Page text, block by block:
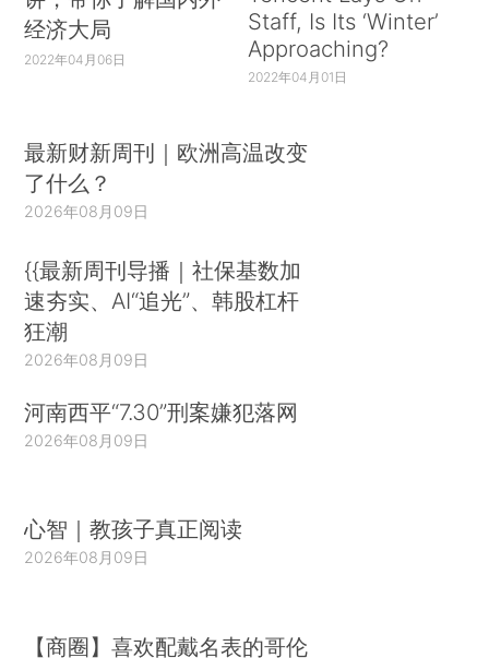
经济大局
2022年04月06日
Staff, Is Its ‘Winter’
Approaching?
2022年04月01日
最新财新周刊｜欧洲高温改变
了什么？
2026年08月09日
{{最新周刊导播｜社保基数加
速夯实、AI“追光”、韩股杠杆
狂潮
2026年08月09日
河南西平“7.30”刑案嫌犯落网
2026年08月09日
心智｜教孩子真正阅读
2026年08月09日
【商圈】喜欢配戴名表的哥伦